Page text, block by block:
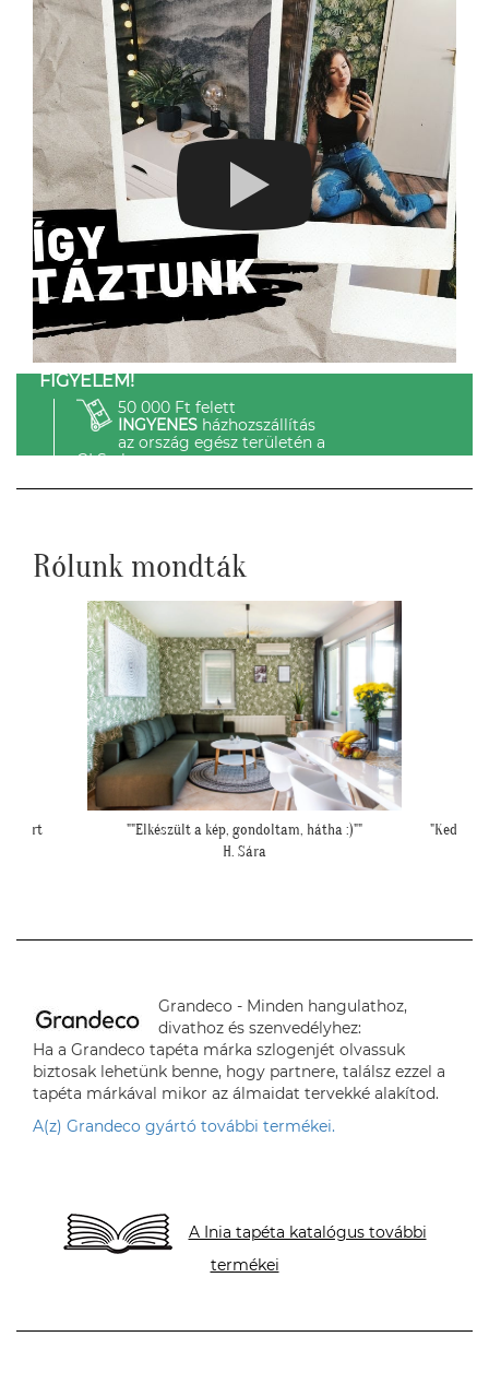
FIGYELEM!
50 000 Ft felett
INGYENESházhozszállítás
az ország egész területén a
GLS-el.
Rólunk mondták
"Kedves Tapétatrend ! Köszönöm a makis tapétát.
Jó választás lett nagyon!"
Grandeco - Minden hangulathoz,
divathoz és szenvedélyhez:
Ha a Grandeco tapéta márka szlogenjét olvassuk
biztosak lehetünk benne, hogy partnere, találsz ezzel a
tapéta márkával mikor az álmaidat tervekké alakítod.
A(z) Grandeco gyártó további termékei.
A Inia tapéta katalógus további
termékei